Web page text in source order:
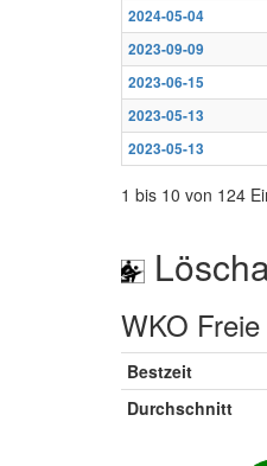
2024-05-04
2023-09-09
2023-06-15
2023-05-13
2023-05-13
1 bis 10 von 124
WKO
Bestzeit
Durchschnitt